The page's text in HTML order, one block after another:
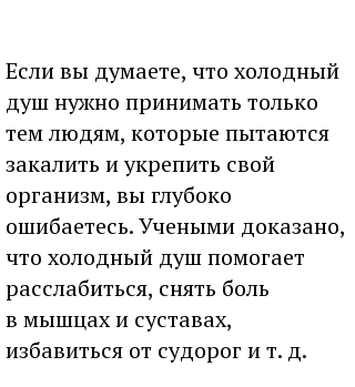
Если вы думаете, что холодный
душ нужно принимать только
тем людям, которые пытаются
закалить и укрепить свой
организм, вы глубоко
ошибаетесь. Учеными доказано,
что холодный душ помогает
расслабиться, снять боль
в мышцах и суставах,
избавиться от судорог и т. д.